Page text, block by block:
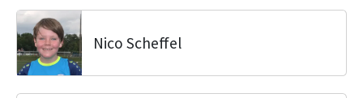
Nico Scheffel